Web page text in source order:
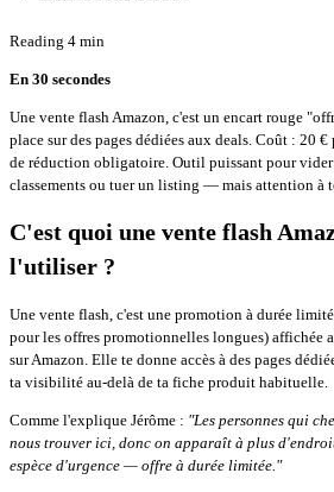
Reading 4 min
En 30 secondes
Une vente flash Amazon, c'est un encart rouge
place sur des pages dédiées aux deals. Coût : 20
de réduction obligatoire. Outil puissant pour vider
classements ou tuer un listing — mais attention à
C'est quoi une vente flash
l'utiliser ?
Une vente flash, c'est une promotion à durée
pour les offres promotionnelles longues) affichée
sur Amazon. Elle te donne accès à des pages
ta visibilité au-delà de ta fiche produit habituelle.
Comme l'explique Jérôme : "Les personnes qui
nous trouver ici, donc on apparaît à plus
espèce d'urgence — offre à durée limitée."